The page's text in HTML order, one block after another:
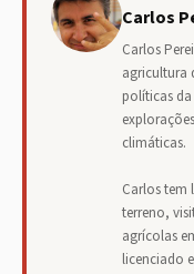
Carlos
Carlos
agricultura
políticas
climáticas.
Carlos tem
terreno,
agrícolas
licenciado